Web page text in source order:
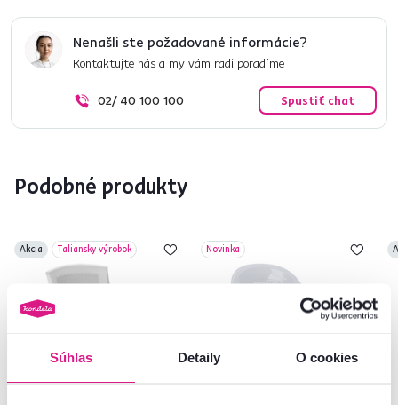
Súhlas Detaily O cookies
Nenašli ste požadované informácie?
Kontaktujte nás a my vám radi poradíme
02/ 40 100 100 Spustiť chat
Podobné produkty
Akcia Taliansky výrobok Novinka